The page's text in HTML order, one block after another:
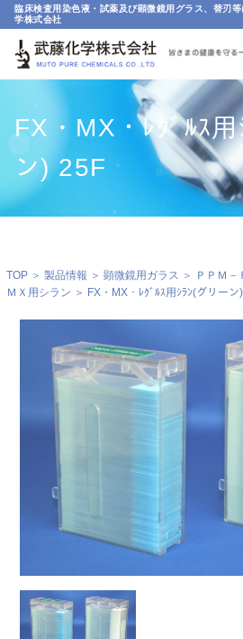
臨床検査用染色液・試薬及び顕微鏡用グラス、替刃
学株式会社
FX・MX・ﾚｸﾞﾙｽ
ン) 25F
TOP＞ 製品情報 ＞ 顕微鏡用ガラス ＞ ＰＰＭ－
ＭＸ用シラン ＞ FX・MX・ﾚｸﾞﾙｽ用ｼﾗﾝ(グリーン